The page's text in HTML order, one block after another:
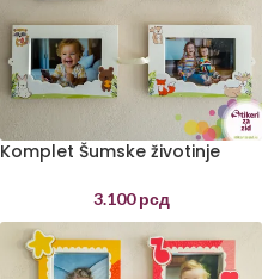
Komplet Šumske životinje
3.100рсд